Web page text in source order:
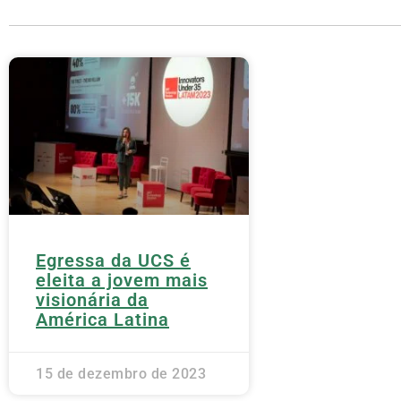
Egressa da UCS é
eleita a jovem mais
visionária da
América Latina
15 de dezembro de 2023